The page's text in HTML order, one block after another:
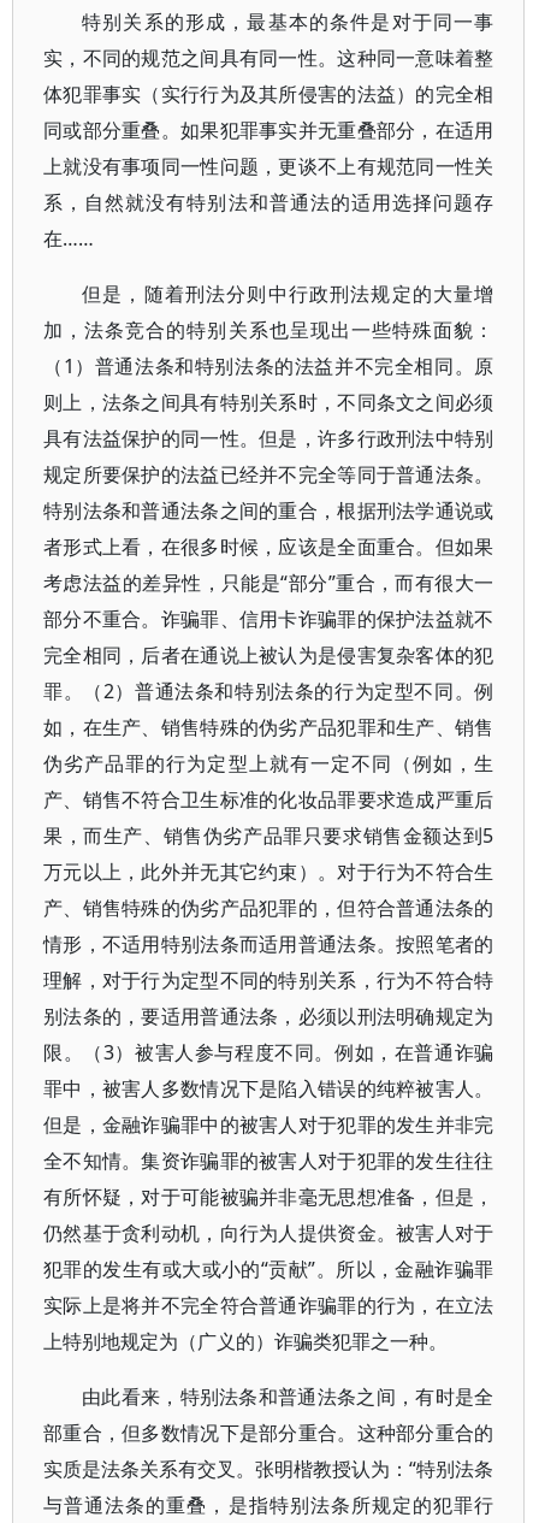
特别关系的形成，最基本的条件是对于同一事
实，不同的规范之间具有同一性。这种同一意味着整
体犯罪事实（实行行为及其所侵害的法益）的完全相
同或部分重叠。如果犯罪事实并无重叠部分，在适用
上就没有事项同一性问题，更谈不上有规范同一性关
系，自然就没有特别法和普通法的适用选择问题存
在……
但是，随着刑法分则中行政刑法规定的大量增
加，法条竞合的特别关系也呈现出一些特殊面貌：
（1）普通法条和特别法条的法益并不完全相同。原
则上，法条之间具有特别关系时，不同条文之间必须
具有法益保护的同一性。但是，许多行政刑法中特别
规定所要保护的法益已经并不完全等同于普通法条。
特别法条和普通法条之间的重合，根据刑法学通说或
者形式上看，在很多时候，应该是全面重合。但如果
考虑法益的差异性，只能是“部分”重合，而有很大一
部分不重合。诈骗罪、信用卡诈骗罪的保护法益就不
完全相同，后者在通说上被认为是侵害复杂客体的犯
罪。（2）普通法条和特别法条的行为定型不同。例
如，在生产、销售特殊的伪劣产品犯罪和生产、销售
伪劣产品罪的行为定型上就有一定不同（例如，生
产、销售不符合卫生标准的化妆品罪要求造成严重后
果，而生产、销售伪劣产品罪只要求销售金额达到5
万元以上，此外并无其它约束）。对于行为不符合生
产、销售特殊的伪劣产品犯罪的，但符合普通法条的
情形，不适用特别法条而适用普通法条。按照笔者的
理解，对于行为定型不同的特别关系，行为不符合特
别法条的，要适用普通法条，必须以刑法明确规定为
限。（3）被害人参与程度不同。例如，在普通诈骗
罪中，被害人多数情况下是陷入错误的纯粹被害人。
但是，金融诈骗罪中的被害人对于犯罪的发生并非完
全不知情。集资诈骗罪的被害人对于犯罪的发生往往
有所怀疑，对于可能被骗并非毫无思想准备，但是，
仍然基于贪利动机，向行为人提供资金。被害人对于
犯罪的发生有或大或小的“贡献”。所以，金融诈骗罪
实际上是将并不完全符合普通诈骗罪的行为，在立法
上特别地规定为（广义的）诈骗类犯罪之一种。
由此看来，特别法条和普通法条之间，有时是全
部重合，但多数情况下是部分重合。这种部分重合的
实质是法条关系有交叉。张明楷教授认为：“特别法条
与普通法条的重叠，是指特别法条所规定的犯罪行